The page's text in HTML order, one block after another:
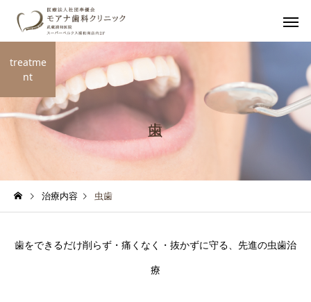
treatme
nt
治療内容 虫歯
歯をできるだけ削らず・痛くなく・抜かずに守る、先進の虫歯治
療